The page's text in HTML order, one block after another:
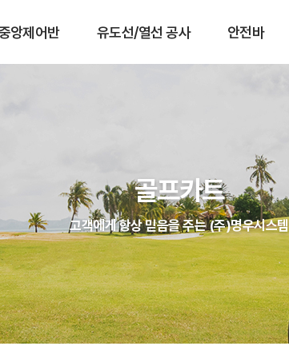
앙제어반 유도선/열선 공사 안전바
골프카트
고객에게 항상 믿음을 주는 (주)명우시스템